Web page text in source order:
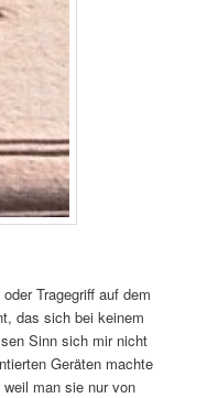
Tragegriff auf dem
das sich bei keinem
Sinn sich mir nicht
Geräten machte
man sie nur von